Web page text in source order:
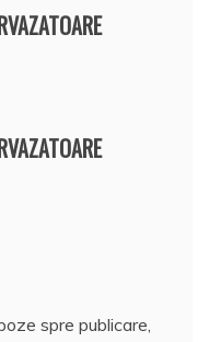
spre publicare,